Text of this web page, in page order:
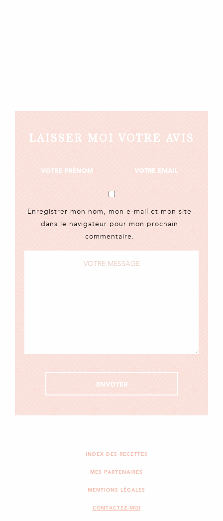
LAISSER MOI VOTRE AVIS
Enregistrer mon nom, mon e-mail et mon site
dans le navigateur pour mon prochain
commentaire.
INDEX DES RECETTES
MES PARTENAIRES
MENTIONS LÉGALES
CONTACTEZ-MOI